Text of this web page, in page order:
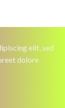
elit, sed
dolore